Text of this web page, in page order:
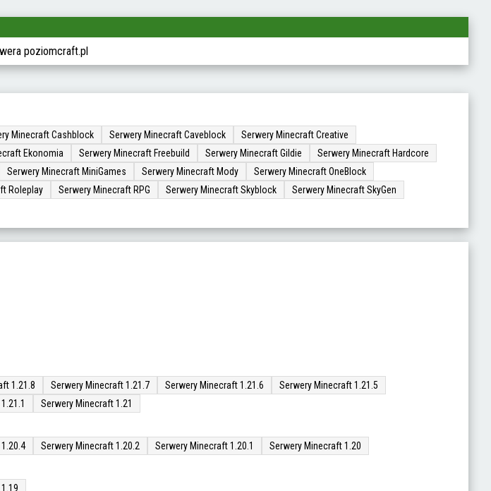
Minecraft Cashblock Serwery Minecraft Caveblock
Serwery Minecraft Creative
Ekonomia Serwery Minecraft Freebuild Serwery Minecraft Gildie
Serwery Minecraft Hardcore
Serwery Minecraft MiniGames Serwery Minecraft Mody
Serwery Minecraft OneBlock
Roleplay Serwery Minecraft RPG Serwery Minecraft Skyblock
Serwery Minecraft SkyGen
1.21.8 Serwery Minecraft 1.21.7 Serwery Minecraft 1.21.6
Serwery Minecraft 1.21.5
Serwery Minecraft 1.21
Serwery Minecraft 1.20.2 Serwery Minecraft 1.20.1 Serwery Minecraft 1.20